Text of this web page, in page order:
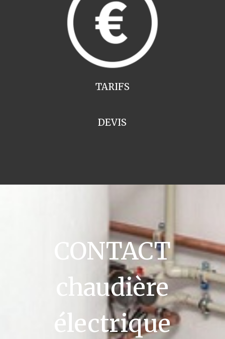
TARIFS
DEVIS
CONTACT
chaudière
électrique